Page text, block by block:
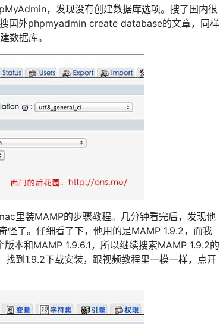
，发现没有创建数据库选项。搜了国内很
国外phpmyadmin create database的文章，同样
数据库。
里装MAMP的步骤教程。几分钟看完后，发现他
了。仔细看了下，他用的是MAMP 1.9.2，而我
本和MAMP 1.9.6.1，所以继续搜索MAMP 1.9.2的
找到1.9.2下载安装，跟视频教程里一模一样，点开